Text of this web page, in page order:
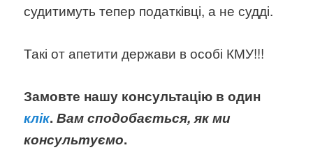
судитимуть тепер податківці, а не судді.
Такі от апетити держави в особі КМУ!!!
Замовте нашу консультацію в один
клік.Вам сподобається, як ми
консультуємо.